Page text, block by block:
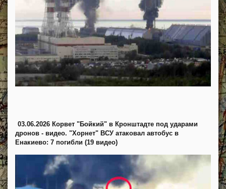
03.06.2026 Корвет "Бойкий" в Кронштадте под ударами
дронов - видео. "Хорнет" ВСУ атаковал автобус в
Енакиево: 7 погибли (19 видео)